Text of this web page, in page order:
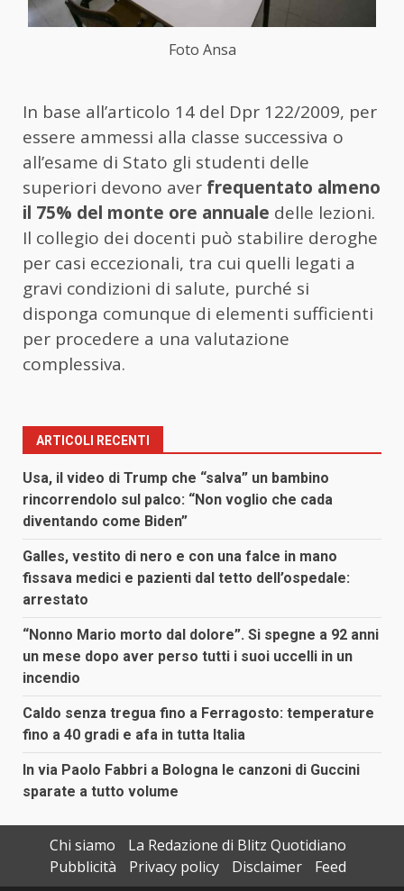
Foto Ansa
In base all’articolo 14 del Dpr 122/2009, per
essere ammessi alla classe successiva o
all’esame di Stato gli studenti delle
superiori devono aver frequentato almeno
il 75% del monte ore annuale delle lezioni.
Il collegio dei docenti può stabilire deroghe
per casi eccezionali, tra cui quelli legati a
gravi condizioni di salute, purché si
disponga comunque di elementi sufficienti
per procedere a una valutazione
complessiva.
ARTICOLI RECENTI
Usa, il video di Trump che “salva” un bambino
rincorrendolo sul palco: “Non voglio che cada
diventando come Biden”
Galles, vestito di nero e con una falce in mano
fissava medici e pazienti dal tetto dell’ospedale:
arrestato
“Nonno Mario morto dal dolore”. Si spegne a 92 anni
un mese dopo aver perso tutti i suoi uccelli in un
incendio
Caldo senza tregua fino a Ferragosto: temperature
fino a 40 gradi e afa in tutta Italia
In via Paolo Fabbri a Bologna le canzoni di Guccini
sparate a tutto volume
Chi siamo
La Redazione di Blitz Quotidiano
Pubblicità
Privacy policy Disclaimer Feed